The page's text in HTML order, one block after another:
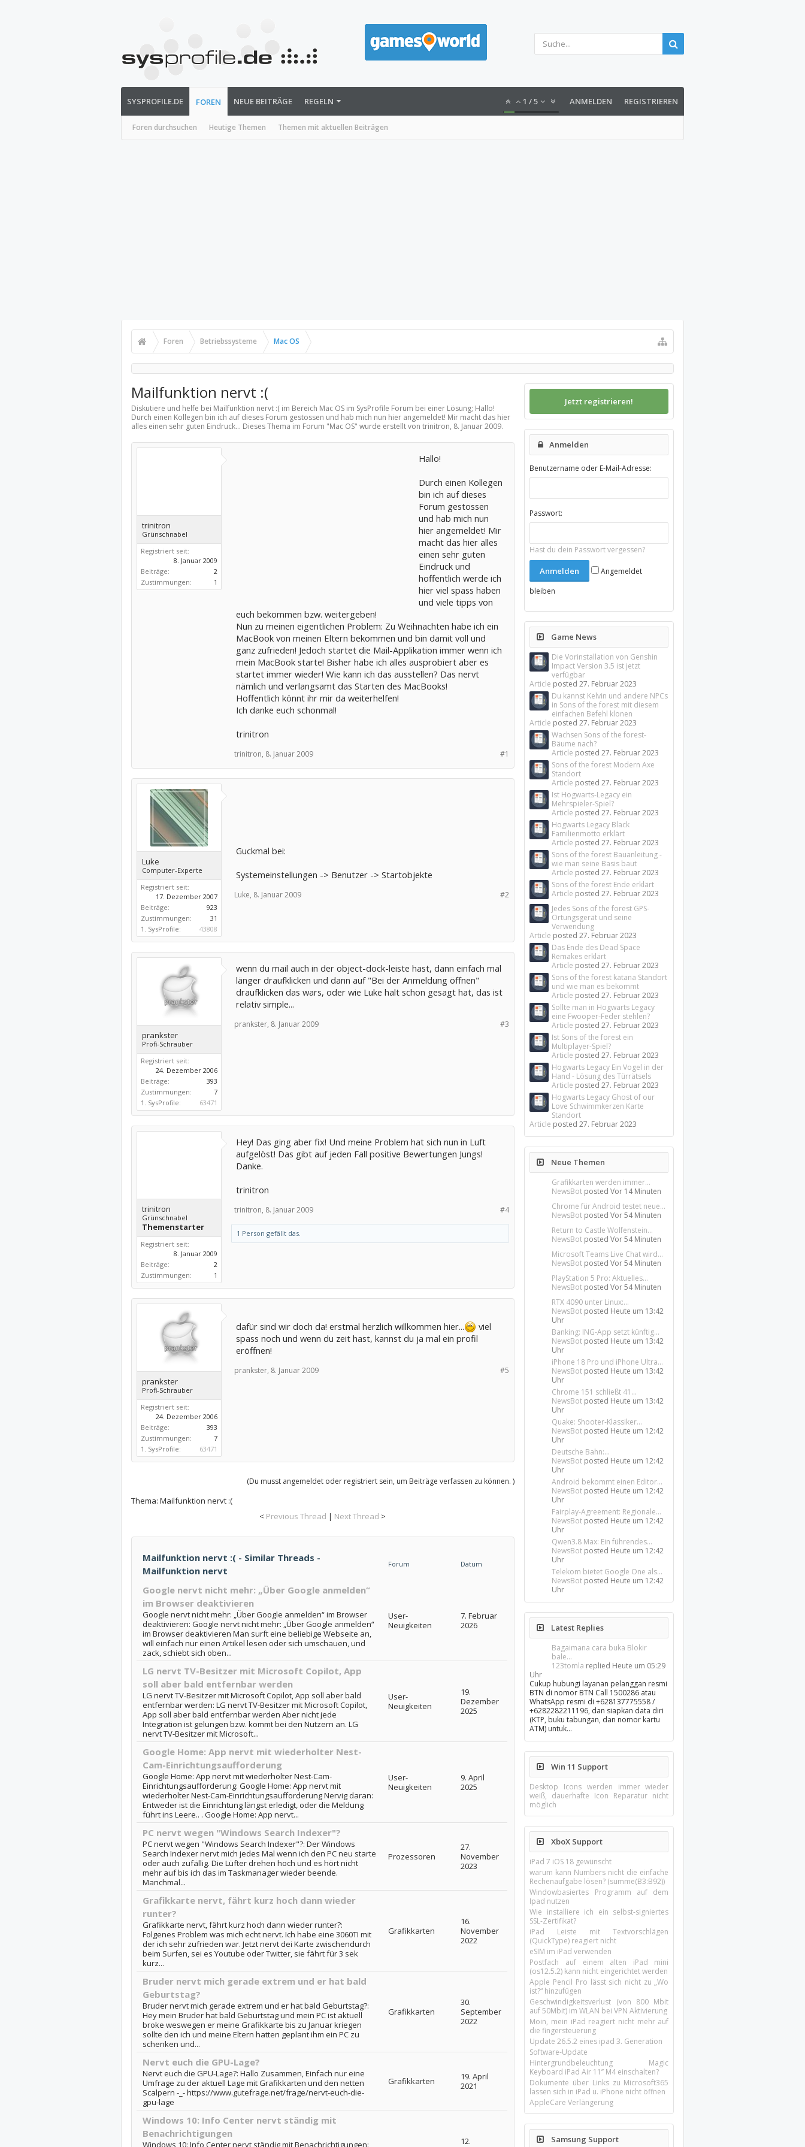
SYSPROFILE.DE FOREN
Foren durchsuchen Heutige Themen Themen mit aktuellen Beiträgen
NEUE BEITRÄGE REGELN 1 /5 ANMELDEN REGISTRIEREN
Foren Betriebssysteme Mac OS
Mailfunktion nervt :(
Diskutiere und helfe bei Mailfunktion nervt :( im Bereich Mac OSim SysProfile Forum bei einer Lösung; Hallo!
Durch einen Kollegen bin ich auf dieses Forum gestossen und hab mich nun hier angemeldet! Mir macht das hier
alles einen sehr guten Eindruck... Dieses Thema im Forum "Mac OS" wurde erstellt von trinitron, 8. Januar 2009.
trinitron
Grünschnabel
Registriert seit:
8. Januar 2009
Beiträge:
2
Zustimmungen:
1
Hallo!
Durch einen Kollegen
bin ich auf dieses
Forum gestossen
und hab mich nun
hier angemeldet! Mir
macht das hier alles
einen sehr guten
Eindruck und
hoffentlich werde ich
hier viel spass haben
und viele tipps von
euch bekommen bzw. weitergeben!
Nun zu meinen eigentlichen Problem: Zu Weihnachten habe ich ein
MacBook von meinen Eltern bekommen und bin damit voll und
ganz zufrieden! Jedoch startet die Mail-Applikation immer wenn ich
mein MacBook starte! Bisher habe ich alles ausprobiert aber es
startet immer wieder! Wie kann ich das ausstellen? Das nervt
nämlich und verlangsamt das Starten des MacBooks!
Hoffentlich könnt ihr mir da weiterhelfen!
Ich danke euch schonmal!
trinitron
#1
trinitron, 8. Januar 2009
Luke
Computer-Experte
Registriert seit:
17. Dezember 2007
Beiträge:
923
Zustimmungen:
31
1. SysProfile:
43808
Guckmal bei:
Systemeinstellungen -> Benutzer -> Startobjekte
#2
Luke, 8. Januar 2009
prankster
Profi-Schrauber
Registriert seit:
24. Dezember 2006
Beiträge:
393
Zustimmungen:
7
1. SysProfile:
63471
wenn du mail auch in der object-dock-leiste hast, dann einfach mal
länger draufklicken und dann auf "Bei der Anmeldung öffnen"
draufklicken das wars, oder wie Luke halt schon gesagt hat, das ist
relativ simple...
#3
prankster, 8. Januar 2009
trinitron
Grünschnabel
Themenstarter
Registriert seit:
8. Januar 2009
Beiträge:
2
Zustimmungen:
1
Hey! Das ging aber fix! Und meine Problem hat sich nun in Luft
aufgelöst! Das gibt auf jeden Fall positive Bewertungen Jungs!
Danke.
trinitron
#4
trinitron, 8. Januar 2009
1 Person gefällt das.
prankster
Profi-Schrauber
Registriert seit:
24. Dezember 2006
Beiträge:
393
Zustimmungen:
7
1. SysProfile:
63471
dafür sind wir doch da! erstmal herzlich willkommen hier...
viel
spass noch und wenn du zeit hast, kannst du ja mal ein profil
eröffnen!
#5
prankster, 8. Januar 2009
(Du musst angemeldet oder registriert sein, um Beiträge verfassen zu können. )
Thema: Mailfunktion nervt :(
< Previous Thread | Next Thread >
Mailfunktion nervt :( - Similar Threads -
Mailfunktion nervt
Forum Datum
Google nervt nicht mehr: „Über Google anmelden“
im Browser deaktivieren
Google nervt nicht mehr: „Über Google anmelden“ im Browser
deaktivieren: Google nervt nicht mehr: „Über Google anmelden“
im Browser deaktivieren Man surft eine beliebige Webseite an,
will einfach nur einen Artikel lesen oder sich umschauen, und
zack, schiebt sich oben...
User-
Neuigkeiten
7. Februar
2026
LG nervt TV-Besitzer mit Microsoft Copilot, App
soll aber bald entfernbar werden
LG nervt TV-Besitzer mit Microsoft Copilot, App soll aber bald
entfernbar werden: LG nervt TV-Besitzer mit Microsoft Copilot,
App soll aber bald entfernbar werden Aber nicht jede
Integration ist gelungen bzw. kommt bei den Nutzern an. LG
nervt TV-Besitzer mit Microsoft...
User-
Neuigkeiten
19.
Dezember
2025
Google Home: App nervt mit wiederholter Nest-
Cam-Einrichtungsaufforderung
Google Home: App nervt mit wiederholter Nest-Cam-
Einrichtungsaufforderung: Google Home: App nervt mit
wiederholter Nest-Cam-Einrichtungsaufforderung Nervig daran:
Entweder ist die Einrichtung längst erledigt, oder die Meldung
führt ins Leere.. . Google Home: App nervt...
User-
Neuigkeiten
9. April
2025
PC nervt wegen "Windows Search Indexer"?
PC nervt wegen "Windows Search Indexer"?: Der Windows
Search Indexer nervt mich jedes Mal wenn ich den PC neu starte
oder auch zufällig. Die Lüfter drehen hoch und es hört nicht
mehr auf bis ich das im Taskmanager wieder beende.
Manchmal...
Prozessoren
27.
November
2023
Grafikkarte nervt, fährt kurz hoch dann wieder
runter?
Grafikkarte nervt, fährt kurz hoch dann wieder runter?:
Folgenes Problem was mich echt nervt. Ich habe eine 3060TI mit
der ich sehr zufrieden war. Jetzt nervt dei Karte zwischendurch
beim Surfen, sei es Youtube oder Twitter, sie fährt für 3 sek
kurz...
Grafikkarten
16.
November
2022
Bruder nervt mich gerade extrem und er hat bald
Geburtstag?
Bruder nervt mich gerade extrem und er hat bald Geburtstag?:
Hey mein Bruder hat bald Geburtstag und mein PC ist aktuell
broke weswegen er meine Grafikkarte bis zu Januar kriegen
sollte den ich und meine Eltern hatten geplant ihm ein PC zu
schenken und...
Grafikkarten
30.
September
2022
Nervt euch die GPU-Lage?
Nervt euch die GPU-Lage?: Hallo Zusammen, Einfach nur eine
Umfrage zu der aktuell Lage mit Grafikkarten und den netten
Scalpern -_- https://www.gutefrage.net/frage/nervt-euch-die-
gpu-lage
Grafikkarten
19. April
2021
Windows 10: Info Center nervt ständig mit
Benachrichtigungen
Windows 10: Info Center nervt ständig mit Benachrichtigungen:
12.
Jetzt registrieren!
Anmelden
Benutzername oder E-Mail-Adresse:
Passwort:
Hast du dein Passwort vergessen?
Angemeldet
bleiben
Game News
Die Vorinstallation von Genshin
Impact Version 3.5 ist jetzt
verfügbar
Article posted27. Februar 2023
Du kannst Kelvin und andere NPCs
in Sons of the forest mit diesem
einfachen Befehl klonen
Article posted27. Februar 2023
Wachsen Sons of the forest-
Bäume nach?
Article posted27. Februar 2023
Sons of the forest Modern Axe
Standort
Article posted27. Februar 2023
Ist Hogwarts-Legacy ein
Mehrspieler-Spiel?
Article posted27. Februar 2023
Hogwarts Legacy Black
Familienmotto erklärt
Article posted27. Februar 2023
Sons of the forest Bauanleitung -
wie man seine Basis baut
Article posted27. Februar 2023
Sons of the forest Ende erklärt
Article posted27. Februar 2023
Jedes Sons of the forest GPS-
Ortungsgerät und seine
Verwendung
Article posted27. Februar 2023
Das Ende des Dead Space
Remakes erklärt
Article posted27. Februar 2023
Sons of the forest katana Standort
und wie man es bekommt
Article posted27. Februar 2023
Sollte man in Hogwarts Legacy
eine Fwooper-Feder stehlen?
Article posted27. Februar 2023
Ist Sons of the forest ein
Multiplayer-Spiel?
Article posted27. Februar 2023
Hogwarts Legacy Ein Vogel in der
Hand - Lösung des Türrätsels
Article posted27. Februar 2023
Hogwarts Legacy Ghost of our
Love Schwimmkerzen Karte
Standort
Article posted27. Februar 2023
Neue Themen
Grafikkarten werden immer...
NewsBot postedVor 14 Minuten
Chrome für Android testet neue...
NewsBot postedVor 54 Minuten
Return to Castle Wolfenstein...
NewsBot postedVor 54 Minuten
Microsoft Teams Live Chat wird...
NewsBot postedVor 54 Minuten
PlayStation 5 Pro: Aktuelles...
NewsBot postedVor 54 Minuten
RTX 4090 unter Linux:...
NewsBot posted Heute um 13:42
Uhr
Banking: ING-App setzt künftig...
NewsBot posted Heute um 13:42
Uhr
iPhone 18 Pro und iPhone Ultra...
NewsBot posted Heute um 13:42
Uhr
Chrome 151 schließt 41...
NewsBot posted Heute um 13:42
Uhr
Quake: Shooter-Klassiker...
NewsBot posted Heute um 12:42
Uhr
Deutsche Bahn:...
NewsBot posted Heute um 12:42
Uhr
Android bekommt einen Editor...
NewsBot posted Heute um 12:42
Uhr
Fairplay-Agreement: Regionale...
NewsBot posted Heute um 12:42
Uhr
Qwen3.8 Max: Ein führendes...
NewsBot posted Heute um 12:42
Uhr
Telekom bietet Google One als...
NewsBot posted Heute um 12:42
Uhr
Latest Replies
Bagaimana cara buka Blokir
bale...
123tomla replied Heute um 05:29
Uhr
Cukup hubungi layanan pelanggan resmi
BTN di nomor BTN Call 1500286 atau
WhatsApp resmi di +628137775558 /
+6282282211196, dan siapkan data diri
(KTP, buku tabungan, dan nomor kartu
ATM) untuk…
Win 11 Support
Desktop Icons werden immer wieder
weiß, dauerhafte Icon Reparatur nicht
möglich
XboX Support
iPad 7 iOS 18 gewünscht
warum kann Numbers nicht die einfache
Rechenaufgabe lösen? (summe(B3:B92))
Windowbasiertes Programm auf dem
Ipad nutzen
Wie installiere ich ein selbst-signiertes
SSL-Zertifikat?
iPad Leiste mit Textvorschlägen
(QuickType) reagiert nicht
eSIM im iPad verwenden
Postfach auf einem alten iPad mini
(os12.5.2) kann nicht eingerichtet werden
Apple Pencil Pro lässt sich nicht zu „Wo
ist?“ hinzufügen
Geschwindigkeitsverlust (von 800 Mbit
auf 50Mbit) im WLAN bei VPN Aktivierung
Moin, mein iPad reagiert nicht mehr auf
die fingersteuerung
Update 26.5.2 eines ipad 3. Generation
Software-Update
Hintergrundbeleuchtung Magic
Keyboard iPad Air 11’’ M4 einschalten?
Dokumente über Links zu Microsoft365
lassen sich in iPad u. iPhone nicht öffnen
AppleCare Verlängerung
Samsung Support